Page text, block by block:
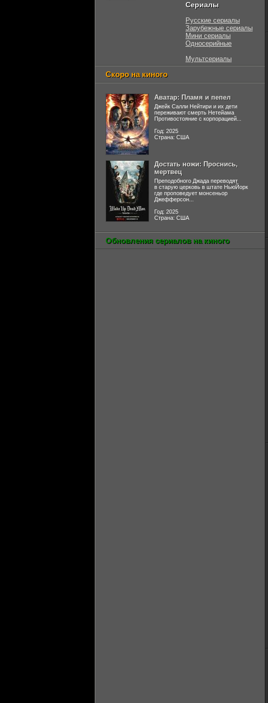
Сериалы
Русские сериалы
Зарубежные сериалы
Мини сериалы
Односерийные
Мультсериалы
Скоро на киного
Аватар: Пламя и пепел
Джейк Салли Нейтири и их дети
переживают смерть Нетейама
Противостояние с корпорацией...
Год: 2025
Страна: США
Достать ножи: Проснись,
мертвец
Преподобного Джада переводят
в старую церковь в штате НьюЙорк
где проповедует монсеньор
Джефферсон...
Год: 2025
Страна: США
Обновления сериалов на киного